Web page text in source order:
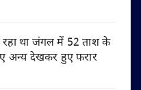
रहा था जंगल में 52 ताश के
अन्य देखकर हुए फरार